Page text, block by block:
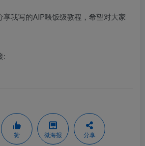
享我写的AIP喂饭级教程，希望对大家
:
赞 微海报 分享